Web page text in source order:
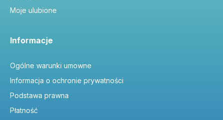
Moje ulubione
Informacje
Ogólne warunki umowne
Informacja o ochronie prywatności
Podstawa prawna
Płatność